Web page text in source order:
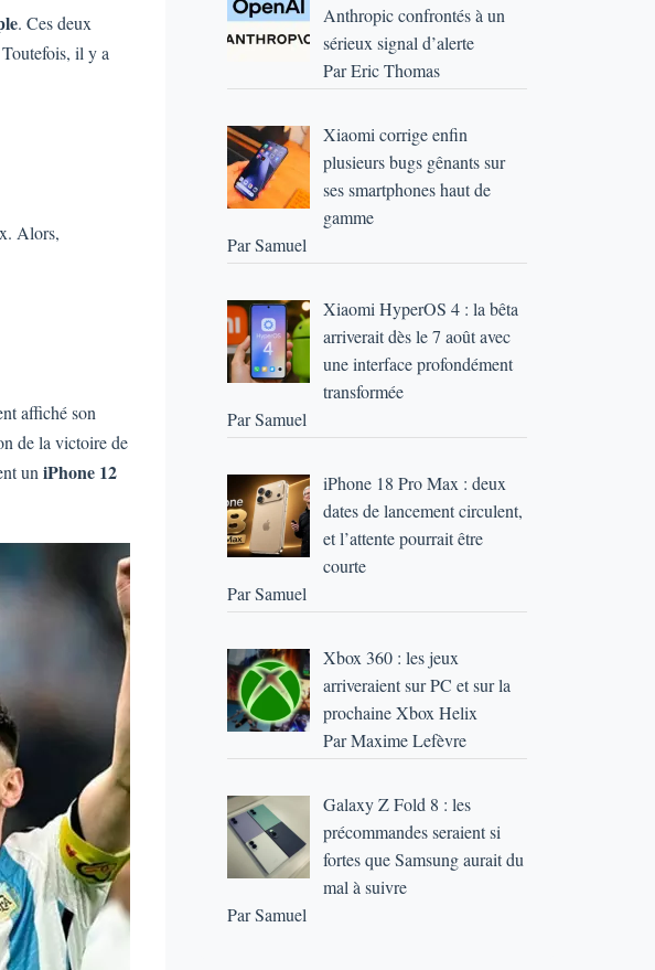
. Ces deux
il y a
Alors,
affiché son
de la victoire de
uniPhone 12
Anthropic confrontés à un
sérieux signal d’alerte
Par Eric Thomas
Xiaomi corrige enfin
plusieurs bugs gênants sur
ses smartphones haut de
gamme
Par Samuel
Xiaomi HyperOS 4 : la bêta
arriverait dès le 7 août avec
une interface profondément
transformée
Par Samuel
iPhone 18 Pro Max : deux
dates de lancement circulent,
et l’attente pourrait être
courte
Par Samuel
Xbox 360 : les jeux
arriveraient sur PC et sur la
prochaine Xbox Helix
Par Maxime Lefèvre
Galaxy Z Fold 8 : les
précommandes seraient si
fortes que Samsung aurait du
mal à suivre
Par Samuel